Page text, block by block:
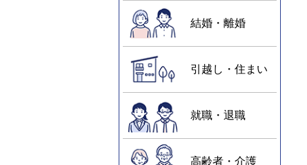
結婚・離婚
引越し・住まい
就職・退職
高齢者・介護